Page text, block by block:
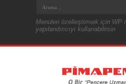
Menüleri özelleştirmek için WP
yapılandırıcıyı kullanabilirsin